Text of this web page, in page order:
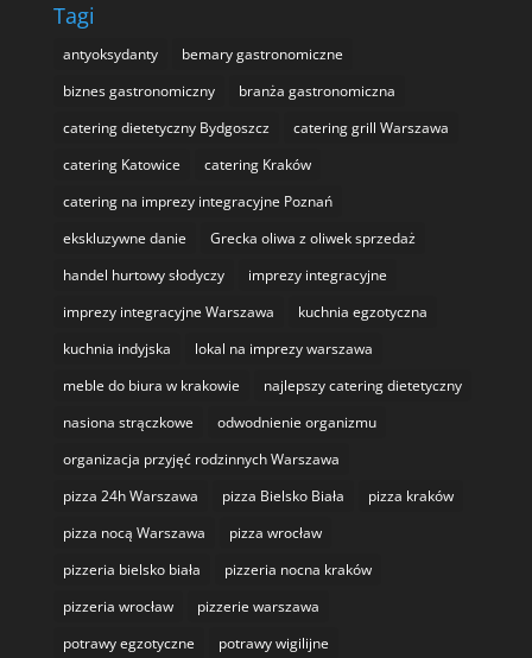
Tagi
antyoksydanty
bemary gastronomiczne
biznes gastronomiczny
branża gastronomiczna
catering dietetyczny Bydgoszcz
catering grill Warszawa
catering Katowice
catering Kraków
catering na imprezy integracyjne Poznań
ekskluzywne danie
Grecka oliwa z oliwek sprzedaż
handel hurtowy słodyczy
imprezy integracyjne
imprezy integracyjne Warszawa
kuchnia egzotyczna
kuchnia indyjska
lokal na imprezy warszawa
meble do biura w krakowie
najlepszy catering dietetyczny
nasiona strączkowe
odwodnienie organizmu
organizacja przyjęć rodzinnych Warszawa
pizza 24h Warszawa
pizza Bielsko Biała
pizza kraków
pizza nocą Warszawa
pizza wrocław
pizzeria bielsko biała
pizzeria nocna kraków
pizzeria wrocław
pizzerie warszawa
potrawy egzotyczne
potrawy wigilijne